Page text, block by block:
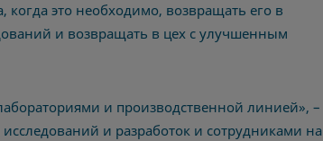
когда это необходимо, возвращать его в
и возвращать в цех с улучшенным
и производственной линией», –
и разработок и сотрудниками на